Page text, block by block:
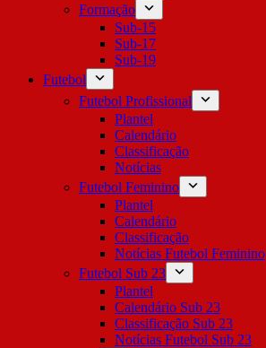
Formação
Sub-15
Sub-17
Sub-19
Futebol
Futebol Profissional
Plantel
Calendário
Classificação
Notícias
Futebol Feminino
Plantel
Calendário
Classificação
Notícias Futebol Feminino
Futebol Sub 23
Plantel
Calendário Sub 23
Classificação Sub 23
Notícias Futebol Sub 23